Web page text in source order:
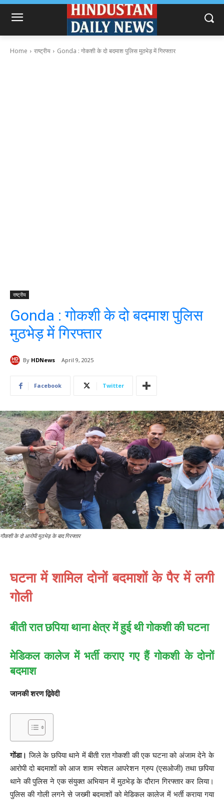
Home राष्ट्रीय Gonda : गोकशी के दो बदमाश पुलिस मुठभेड़ में गिरफ्तार
राष्ट्रीय
Gonda : गोकशी के दो बदमाश पुलिस
मुठभेड़ में गिरफ्तार
By HDNews April 9, 2025
Facebook Twitter
गौकशी के दो आरोपी मुठभेड़ के बाद गिरफ्तार
घटना में शामिल दोनों बदमाशों के पैर में लगी
गोली
बीती रात छपिया थाना क्षेत्र में हुई थी गोकशी की घटना
मेडिकल कालेज में भर्ती कराए गए हैं गोकशी के दोनों
बदमाश
जानकी शरण द्विवेदी
गोंडा। जिले के छपिया थाने में बीती रात गोकशी की एक घटना को अंजाम देने के
आरोपी दो बदमाशों को आज शाम स्पेशल आपरेशन ग्रुप (एसओजी) तथा छपिया
थाने की पुलिस ने एक संयुक्त अभियान में मुठभेड़ के दौरान गिरफ्तार कर लिया।
पुलिस की गोली लगने से जख्मी बदमाशों को मेडिकल कालेज में भर्ती कराया गया